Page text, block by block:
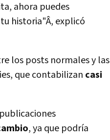
ahora puedes
historia"Â, explicó
los posts normales y las
que contabilizan casi
, ya que podrí­a